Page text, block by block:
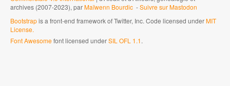
archives (2007-2023), parMaïwenn Bourdic -Suivre sur Mastodon
Bootstrapis a front-end framework of Twitter, Inc. Code licensed underMIT
License.
Font Awesomefont licensed underSIL OFL 1.1.